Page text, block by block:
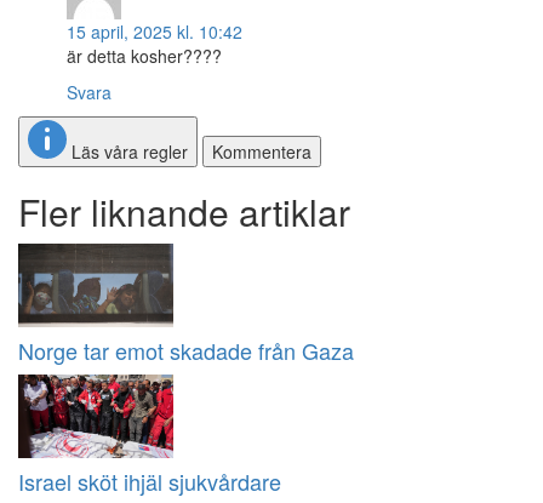
15 april, 2025 kl. 10:42
är detta kosher????
Svara
Läs våra regler Kommentera
Fler liknande artiklar
Norge tar emot skadade från Gaza
Israel sköt ihjäl sjukvårdare